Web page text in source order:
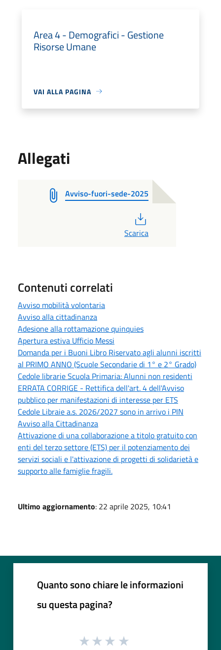
Area 4 - Demografici - Gestione
Risorse Umane
VAI ALLA PAGINA
Allegati
Avviso-fuori-sede-2025
Scarica
Contenuti correlati
Avviso mobilità volontaria
Avviso alla cittadinanza
Adesione alla rottamazione quinquies
Apertura estiva Ufficio Messi
Domanda per i Buoni Libro Riservato agli alunni iscritti
al PRIMO ANNO (Scuole Secondarie di 1° e 2° Grado)
Cedole librarie Scuola Primaria: Alunni non residenti
ERRATA CORRIGE - Rettifica dell'art. 4 dell'Avviso
pubblico per manifestazioni di interesse per ETS
Cedole Libraie a.s. 2026/2027 sono in arrivo i PIN
Avviso alla Cittadinanza
Attivazione di una collaborazione a titolo gratuito con
enti del terzo settore (ETS) per il potenziamento dei
servizi sociali e l'attivazione di progetti di solidarietà e
supporto alle famiglie fragili.
Ultimo aggiornamento: 22 aprile 2025, 10:41
Quanto sono chiare le informazioni
su questa pagina?